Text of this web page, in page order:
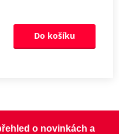
Do košíku
o novinkách a